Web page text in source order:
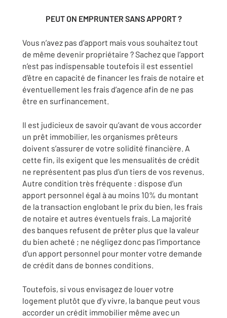
PEUT ON EMPRUNTER SANS APPORT ?
Vous n’avez pas d’apport mais vous souhaitez tout
de même devenir propriétaire ? Sachez que l’apport
n’est pas indispensable toutefois il est essentiel
d’être en capacité de financer les frais de notaire et
éventuellement les frais d’agence afin de ne pas
être en surfinancement.
Il est judicieux de savoir qu’avant de vous accorder
un prêt immobilier, les organismes prêteurs
doivent s’assurer de votre solidité financière. A
cette fin, ils exigent que les mensualités de crédit
ne représentent pas plus d’un tiers de vos revenus.
Autre condition très fréquente : dispose d’un
apport personnel égal à au moins 10% du montant
de la transaction englobant le prix du bien, les frais
de notaire et autres éventuels frais. La majorité
des banques refusent de prêter plus que la valeur
du bien acheté ; ne négligez donc pas l’importance
d’un apport personnel pour monter votre demande
de crédit dans de bonnes conditions.
Toutefois, si vous envisagez de louer votre
logement plutôt que d’y vivre, la banque peut vous
accorder un crédit immobilier même avec un